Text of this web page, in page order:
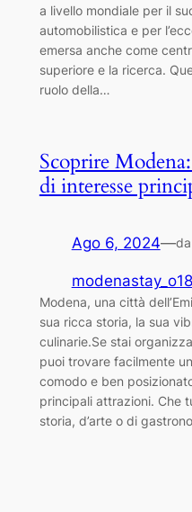
a livello mondiale per il
automobilistica e per
emersa anche come
superiore e la ricerca.
ruolo della…
Scoprire
di interesse
Ago 6, 2024—da
Modena, una città
sua ricca storia, la sua
culinarie.Se stai
puoi trovare facilmente
comodo e ben
principali attrazioni. Che
storia, d’arte o di